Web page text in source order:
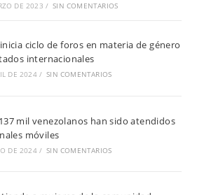
DE 2023 / SIN COMENTARIOS
ciclo de foros en materia de género
internacionales
DE 2024 / SIN COMENTARIOS
mil venezolanos han sido atendidos
móviles
DE 2024 / SIN COMENTARIOS